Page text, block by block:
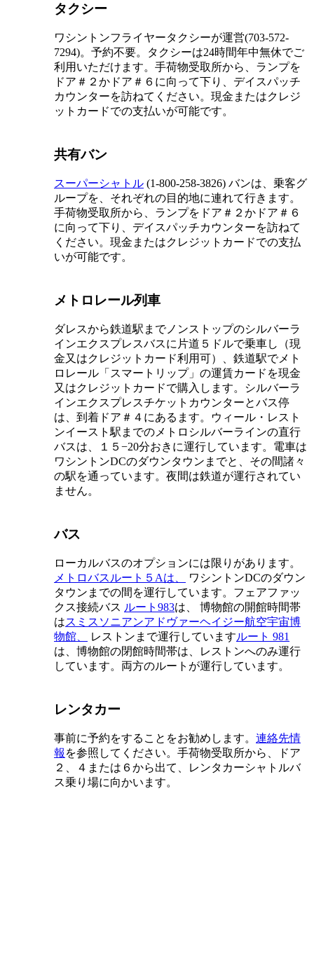
タクシー
ワシントンフライヤータクシーが運営(703-572-
7294)。予約不要。タクシーは24時間年中無休でご
利用いただけます。手荷物受取所から、ランプを
ドア＃２かドア＃６に向って下り、デイスパッチ
カウンターを訪ねてください。現金またはクレジ
ットカードでの支払いが可能です。
共有バン
スーパーシャトル (1-800-258-3826) バンは、乗客グ
ループを、それぞれの目的地に連れて行きます。
手荷物受取所から、ランプをドア＃２かドア＃６
に向って下り、デイスパッチカウンターを訪ねて
ください。現金またはクレジットカードでの支払
いが可能です。
メトロレール列車
ダレスから鉄道駅までノンストップのシルバーラ
インエクスプレスバスに片道５ドルで乗車し（現
金又はクレジットカード利用可）、鉄道駅でメト
ロレール「スマートリップ」の運賃カードを現金
又はクレジットカードで購入します。シルバーラ
インエクスプレスチケットカウンターとバス停
は、到着ドア＃４にあるます。ウィール・レスト
ンイースト駅までのメトロシルバーラインの直行
バスは、１５−20分おきに運行しています。電車は
ワシントンDCのダウンタウンまでと、その間諸々
の駅を通っています。夜間は鉄道が運行されてい
ません。
バス
ローカルバスのオプションには限りがあります。
メトロバスルート５Aは、
ワシントンDCのダウン
タウンまでの間を運行しています。フェアファッ
クス接続バス ルート983は、 博物館の開館時間帯
はスミスソニアンアドヴァーヘイジー航空宇宙博
物館、
レストンまで運行していますルート 981
は、博物館の閉館時間帯は、レストンへのみ運行
しています。両方のルートが運行しています。
レンタカー
事前に予約をすることをお勧めします。 連絡先情
報 を参照してください。手荷物受取所から、ドア
２、４または６から出て、レンタカーシャトルバ
ス乗り場に向かいます。